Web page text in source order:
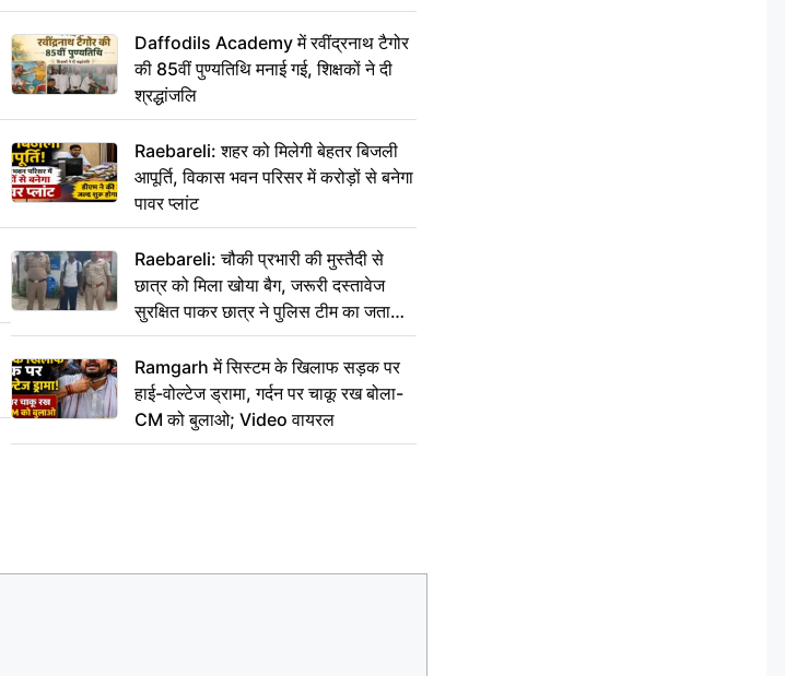
Daffodils Academy में रवींद्रनाथ टैगोर
की 85वीं पुण्यतिथि मनाई गई, शिक्षकों ने दी
श्रद्धांजलि
Raebareli: शहर को मिलेगी बेहतर बिजली
आपूर्ति, विकास भवन परिसर में करोड़ों से बनेगा
पावर प्लांट
Raebareli: चौकी प्रभारी की मुस्तैदी से
छात्र को मिला खोया बैग, जरूरी दस्तावेज
सुरक्षित पाकर छात्र ने पुलिस टीम का जताया
आभार
Ramgarh में सिस्टम के खिलाफ सड़क पर
हाई-वोल्टेज ड्रामा, गर्दन पर चाकू रख बोला-
CM को बुलाओ; Video वायरल